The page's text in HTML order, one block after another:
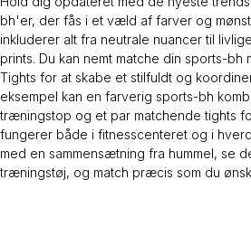
bh'er, der fås i et væld af farver og
inkluderer alt fra neutrale nuancer til
prints. Du kan nemt matche din sports-bh
Tights for at skabe et stilfuldt og
eksempel kan en farverig sports-bh
træningstop og et par matchende tights
fungerer både i fitnesscenteret og i
med en sammensætning fra hummel, se
træningstøj, og match præcis som du